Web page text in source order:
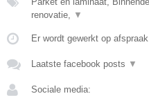
renovatie, ▼
Er wordt gewerkt op
Laatste facebook posts ▼
Sociale media: